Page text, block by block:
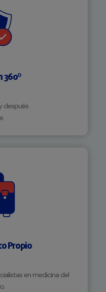
360º
después
Propio
en medicina del